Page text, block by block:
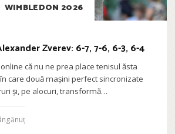
WIMBLEDON 2026
Zverev: 6-7, 7-6, 6-3, 6-4
că nu ne prea place tenisul ăsta
care două mașini perfect sincronizate
și, pe alocuri, transformă…